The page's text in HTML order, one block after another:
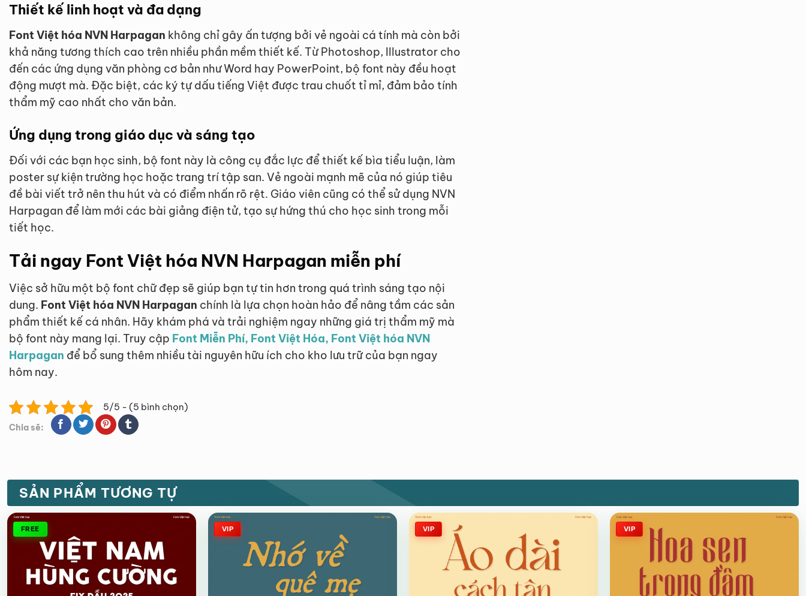
Thiết kế linh hoạt và đa dạng
Font Việt hóa NVN Harpagan không chỉ gây ấn tượng bởi vẻ ngoài cá tính mà còn bởi
khả năng tương thích cao trên nhiều phần mềm thiết kế. Từ Photoshop, Illustrator cho
đến các ứng dụng văn phòng cơ bản như Word hay PowerPoint, bộ font này đều hoạt
động mượt mà. Đặc biệt, các ký tự dấu tiếng Việt được trau chuốt tỉ mỉ, đảm bảo tính
thẩm mỹ cao nhất cho văn bản.
Ứng dụng trong giáo dục và sáng tạo
Đối với các bạn học sinh, bộ font này là công cụ đắc lực để thiết kế bìa tiểu luận, làm
poster sự kiện trường học hoặc trang trí tập san. Vẻ ngoài mạnh mẽ của nó giúp tiêu
đề bài viết trở nên thu hút và có điểm nhấn rõ rệt. Giáo viên cũng có thể sử dụng NVN
Harpagan để làm mới các bài giảng điện tử, tạo sự hứng thú cho học sinh trong mỗi
tiết học.
Tải ngay Font Việt hóa NVN Harpagan miễn phí
Việc sở hữu một bộ font chữ đẹp sẽ giúp bạn tự tin hơn trong quá trình sáng tạo nội
dung. Font Việt hóa NVN Harpagan chính là lựa chọn hoàn hảo để nâng tầm các sản
phẩm thiết kế cá nhân. Hãy khám phá và trải nghiệm ngay những giá trị thẩm mỹ mà
bộ font này mang lại. Truy cập Font Miễn Phí, Font Việt Hóa, Font Việt hóa NVN
Harpagan để bổ sung thêm nhiều tài nguyên hữu ích cho kho lưu trữ của bạn ngay
hôm nay.
5/5 - (5 bình chọn)
Chia sẽ:
SẢN PHẨM TƯƠNG TỰ
FREE VIP VIP VIP